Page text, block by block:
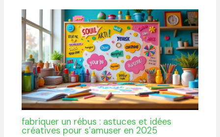
fabriquer un rébus : astuces et idées
créatives pour s’amuser en 2025